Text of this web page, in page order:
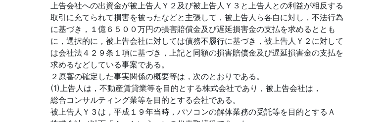
上告会社への出資金が被上告人Ｙ２及び被上告人Ｙ３と上告人との利益が相反する
取引に充てられて損害を被ったなどと主張して，被上告人ら各自に対し，不法行為
に基づき，１億６５００万円の損害賠償金及び遅延損害金の支払を求めるととも
に，選択的に，被上告会社に対しては債務不履行に基づき，被上告人Ｙ２に対して
は会社法４２９条１項に基づき，上記と同額の損害賠償金及び遅延損害金の支払を
求めるなどしている事案である。
２原審の確定した事実関係の概要等は，次のとおりである。
(1)上告人は，不動産賃貸業等を目的とする株式会社であり，被上告会社は，
総合コンサルティング業等を目的とする会社である。
被上告人Ｙ３は，平成１９年当時，パソコンの解体業務の受託等を目的とするＡ